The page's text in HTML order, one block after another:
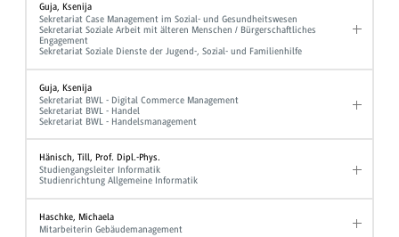
Guja, Ksenija
Sekretariat Case Management im Sozial- und Gesundheitswesen
Sekretariat Soziale Arbeit mit älteren Menschen / Bürgerschaftliches
Engagement
Sekretariat Soziale Dienste der Jugend-, Sozial- und Familienhilfe
Guja, Ksenija
Sekretariat BWL - Digital Commerce Management
Sekretariat BWL - Handel
Sekretariat BWL - Handelsmanagement
Hänisch, Till, Prof. Dipl.-Phys.
Studiengangsleiter Informatik
Studienrichtung Allgemeine Informatik
Haschke, Michaela
Mitarbeiterin Gebäudemanagement